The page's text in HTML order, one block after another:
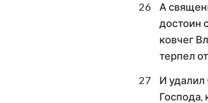
26
А
достоин
ковчег
терпел
27
И удалил
Господа,